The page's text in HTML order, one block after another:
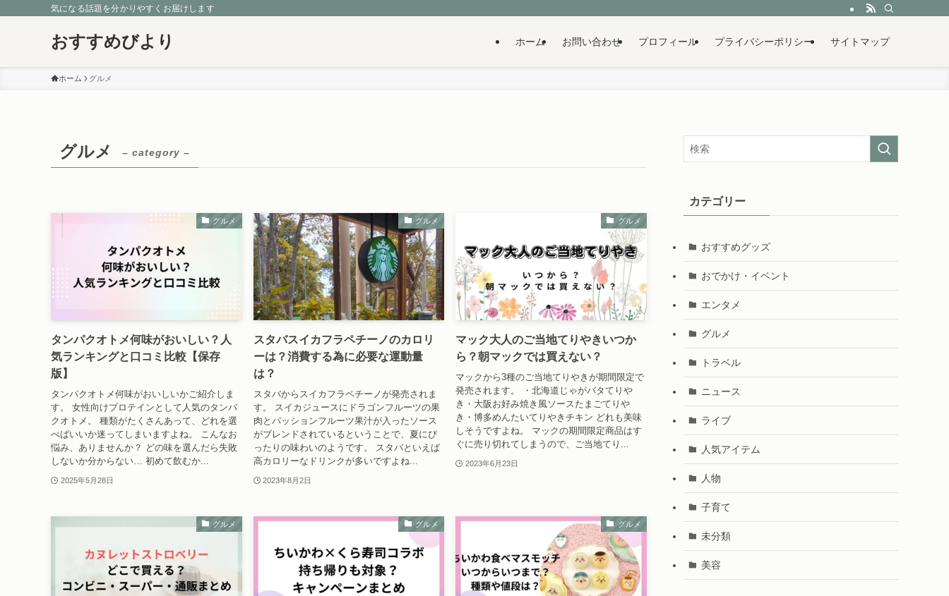
気になる話題を分かりやすくお届けします
おすすめびより ホーム お問い合わせ プロフィール プライバシーポリシー サイトマップ
ホーム グルメ
グルメ – category –
グルメ
タンパクオトメ何味がおいしい？人
気ランキングと口コミ比較【保存
版】
タンパクオトメ何味がおいしいかご紹介しま
す。 女性向けプロテインとして人気のタンパ
クオトメ。 種類がたくさんあって、どれを選
べばいいか迷ってしまいますよね。 こんなお
悩み、ありませんか？ どの味を選んだら失敗
しないか分からない… 初めて飲むか...
2025年5月28日
グルメ
スタバスイカフラペチーノのカロリ
ーは？消費する為に必要な運動量
は？
スタバからスイカフラペチーノが発売されま
す。 スイカジュースにドラゴンフルーツの果
肉とパッションフルーツ果汁が入ったソース
がブレンドされているということで、夏にぴ
ったりの味わいのようです。 スタバといえば
高カロリーなドリンクが多いですよね...
2023年8月2日
グルメ
マック大人のご当地てりやきいつか
ら？朝マックでは買えない？
マックから3種のご当地てりやきが期間限定で
発売されます。 ・北海道じゃがバタてりや
き・大阪お好み焼き風ソースたまごてりや
き・博多めんたいてりやきチキン どれも美味
しそうですよね。 マックの期間限定商品はす
ぐに売り切れてしまうので、ご当地てり...
2023年6月23日
グルメ グルメ グルメ
カテゴリー
おすすめグッズ
おでかけ・イベント
エンタメ
グルメ
トラベル
ニュース
ライブ
人気アイテム
人物
子育て
未分類
美容